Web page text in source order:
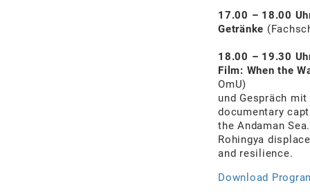
17.00 – 18.00
Getränke
18.00 – 19.30
Film: When the
OmU)
und Gespräch
documentary
the Andaman
Rohingya
and resilience.
Download